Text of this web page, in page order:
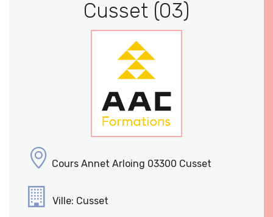
Cusset (03)
Cours Annet Arloing 03300 Cusset
Ville: Cusset